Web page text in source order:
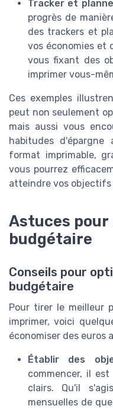
Tracker et
progrès de
des trackers et
vos économies et
vous fixant des
imprimer vous-
Ces exemples
peut non seulement
mais aussi vous
habitudes
format imprimable,
vous pourrez
atteindre vos objectifs
Astuces
budgétaire
Conseils pour
budgétaire
Pour tirer le meilleur
imprimer, voici
économiser des euros
Établir des
commencer, il
clairs. Qu'il
mensuelles de